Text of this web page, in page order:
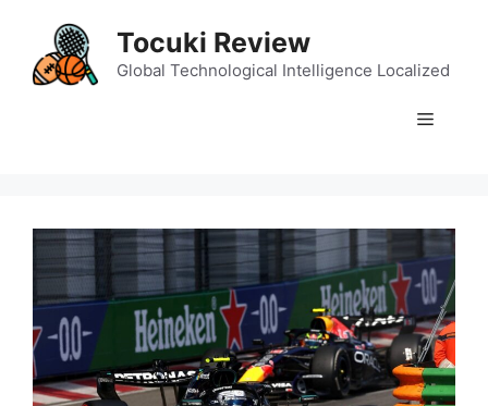
content
Tocuki Review
Global Technological Intelligence Localized
Menu